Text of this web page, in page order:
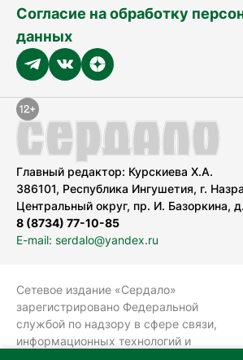
Согласие на обработку
данных
Главный редактор: Курскиева Х.А.
386101, Республика Ингушетия, г.
Центральный округ, пр. И. Базоркина,
8 (8734) 77-10-85
E-mail: serdalo@yandex.ru
Сетевое издание «Сердало»
зарегистрировано Федеральной
службой по надзору в сфере связи,
информационных технологий и